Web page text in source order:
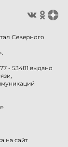
Северного
- 53481 выдано
на сайт